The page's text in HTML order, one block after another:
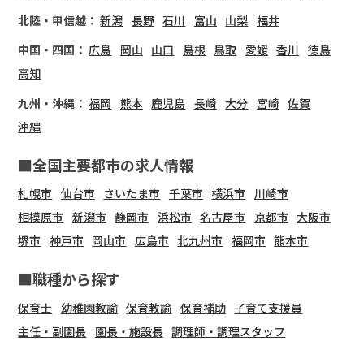
北陸・甲信越： 新潟 長野 石川 富山 山梨 福井
中国・四国： 広島 岡山 山口 島根 鳥取 愛媛 香川 徳島
高知
九州・沖縄： 福岡 熊本 鹿児島 長崎 大分 宮崎 佐賀
沖縄
■全国主要都市の求人情報
札幌市 仙台市 さいたま市 千葉市 横浜市 川崎市
相模原市 新潟市 静岡市 浜松市 名古屋市 京都市 大阪市
堺市 神戸市 岡山市 広島市 北九州市 福岡市 熊本市
■職種から探す
保育士 幼稚園教諭 保育教諭 保育補助 子育て支援員
主任・副園長 園長・施設長 調理師・調理スタッフ